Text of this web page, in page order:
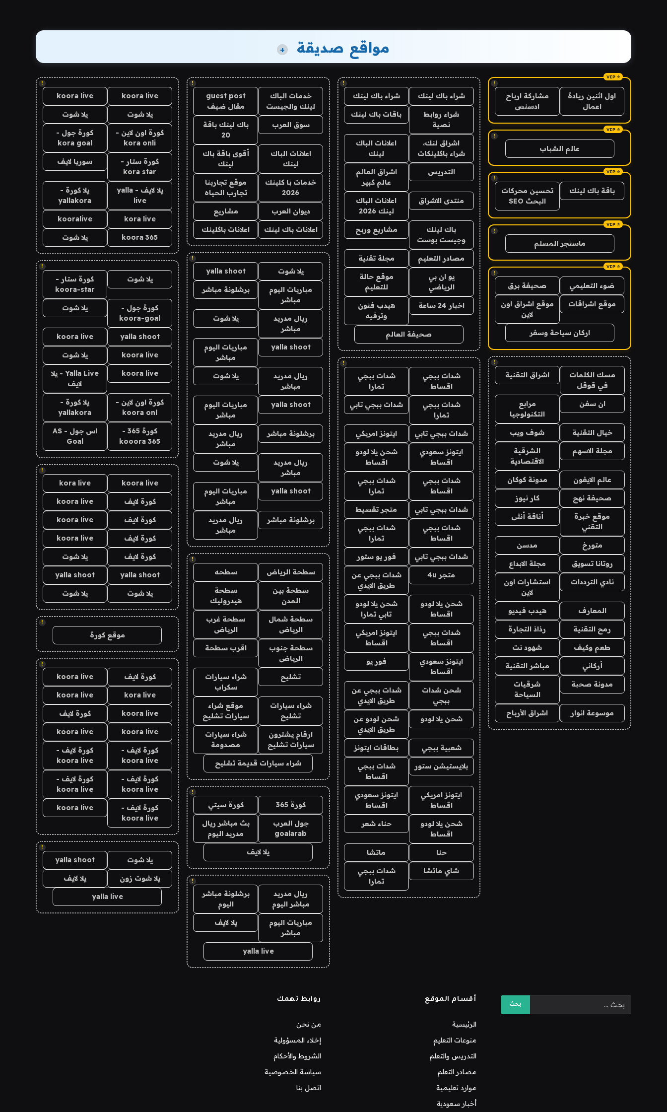
مواقع صديقة +
!
اول اثنين ريادة
اعمال
مشاركة ارباح
ادسنس
!
عالم الشباب
!
باقة باك لينك
تحسين محركات
البحث SEO
!
ماسنجر المسلم
!
ضوء التعليمي صحيفة برق
موقع اشراقات
موقع اشراق اون
لاين
اركان سياحة وسفر
!
مسك الكلمات
في قوقل
اشراق التقنية
ان سفن
مرابع
التكنولوجيا
خيال التقنية شوف ويب
مجلة الاسهم
الشرقية
الاقتصادية
عالم الايفون مدونة كوكان
صحيفة نهج كار نيوز
موقع خبرة
التقني
أناقة أنثى
متورخ مدسن
روتانا تسويق مجلة الابداع
نادي الترددات
استشارات اون
لاين
المعارف هيدب فيديو
رمح التقنية رذاذ التجارة
طعم وكيف شهود نت
أركاني مباشر التقنية
مدونة صحبة
شرقيات
السياحة
موسوعة انوار اشراق الأرباح
!
شراء باك لينك شراء باك لينك
شراء روابط
نصية
باقات باك لينك
اشراق لنك،
شراء باكلينكات
اعلانات الباك
لينك
التدريس
اشراق العالم
عالم كبير
منتدى الاشراق
اعلانات الباك
لينك 2026
باك لينك
وجيست بوست
مشاريع وربح
مصادر التعليم مجلة تقنية
يو ان بي
الرياضي
موقع حالة
للتعليم
اخبار 24 ساعة
هيدب فنون
وترفيه
صحيفة العالم
!
شدات ببجي
اقساط
شدات ببجي
تمارا
شدات ببجي
تمارا
شدات ببجي تابي
شدات ببجي تابي ايتونز امريكي
ايتونز سعودي
اقساط
شحن يلا لودو
اقساط
شدات ببجي
اقساط
شدات ببجي
تمارا
شدات ببجي تابي متجر تقسيط
شدات ببجي
اقساط
شدات ببجي
تمارا
شدات ببجي تابي فور يو ستور
متجر 4u
شدات ببجي عن
طريق الايدي
شحن يلا لودو
اقساط
شحن يلا لودو
تابي تمارا
شدات ببجي
اقساط
ايتونز امريكي
اقساط
ايتونز سعودي
اقساط
فور يو
شحن شدات
ببجي
شدات ببجي عن
طريق الايدي
شحن يلا لودو
شحن لودو عن
طريق الايدي
شعبية ببجي بطاقات ايتونز
بلايستيشن ستور
شدات ببجي
اقساط
ايتونز امريكي
اقساط
ايتونز سعودي
اقساط
شحن يلا لودو
اقساط
حناء شعر
حنا ماتشا
شاي ماتشا
شدات ببجي
تمارا
!
خدمات الباك
لينك والجيست
guest post
مقال ضيف
سوق العرب
باك لينك باقة
20
اعلانات الباك
لينك
أقوى باقة باك
لينك
خدمات با كلينك
2026
موقع تجاربنا
تجارب الحياه
ديوان العرب مشاريع
اعلانات باك لينك اعلانات باكلينك
!
يلا شوت yalla shoot
مباريات اليوم
مباشر
برشلونة مباشر
ريال مدريد
مباشر
يلا شوت
yalla shoot
مباريات اليوم
مباشر
ريال مدريد
مباشر
يلا شوت
yalla shoot
مباريات اليوم
مباشر
برشلونة مباشر
ريال مدريد
مباشر
ريال مدريد
مباشر
يلا شوت
yalla shoot
مباريات اليوم
مباشر
برشلونة مباشر
ريال مدريد
مباشر
!
سطحة الرياض سطحه
سطحة بين
المدن
سطحة
هيدروليك
سطحة شمال
الرياض
سطحة غرب
الرياض
سطحة جنوب
الرياض
اقرب سطحة
تشليح
شراء سيارات
سكراب
شراء سيارات
تشليح
موقع شراء
سيارات تشليح
ارقام يشترون
سيارات تشليح
شراء سيارات
مصدومة
شراء سيارات قديمة تشليح
!
كورة 365 كورة سيتي
جول العرب
goalarab
بث مباشر ريال
مدريد اليوم
يلا لايف
!
ريال مدريد
مباشر اليوم
برشلونة مباشر
اليوم
مباريات اليوم
مباشر
يلا لايف
yalla live
!
koora live
koora live
يلا شوت يلا شوت
كورة اون لاين -
kora onli
كورة جول -
kora goal
كورة ستار -
kora star
سوريا لايف
يلا لايف - yalla
live
يلا كورة -
yallakora
kora live
kooralive
koora 365 يلا شوت
!
يلا شوت
كورة ستار -
koora-star
كورة جول -
koora-goal
يلا شوت
yalla shoot
koora live
koora live يلا شوت
koora live
Yalla Live - يلا
لايف
كورة اون لاين -
koora onl
يلا كورة -
yallakora
كورة 365 -
kooora 365
اس جول - AS
Goal
!
koora live
kora live
كورة لايف koora live
كورة لايف koora live
كورة لايف koora live
كورة لايف يلا شوت
yalla shoot
yalla shoot
يلا شوت يلا شوت
!
موقع كورة
!
كورة لايف koora live
kora live
koora live
koora live كورة لايف
koora live
koora live
كورة لايف -
koora live
كورة لايف -
koora live
كورة لايف -
koora live
كورة لايف -
koora live
كورة لايف -
koora live
koora live
!
يلا شوت yalla shoot
يلا شوت زون يلا لايف
yalla live
أقسام الموقع
الرئيسية
منوعات التعليم
التدريس والتعلم
مصادر التعلم
موارد تعليمية
أخبار سعودية
روابط تهمك
من نحن
إخلاء المسؤولية
الشروط والأحكام
سياسة الخصوصية
اتصل بنا